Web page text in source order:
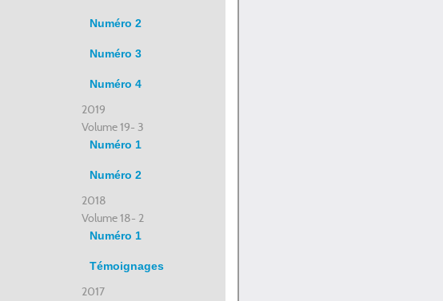
Numéro 2
Numéro 3
Numéro 4
2019
Volume 19- 3
Numéro 1
Numéro 2
2018
Volume 18- 2
Numéro 1
Témoignages
2017